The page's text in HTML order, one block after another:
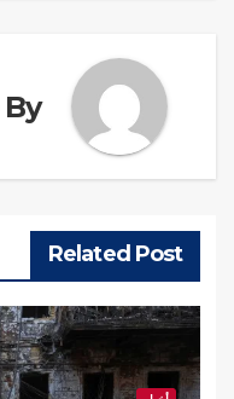
By
Related Post